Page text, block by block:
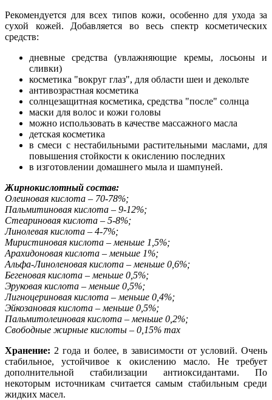
Рекомендуется для всех типов кожи, особенно для ухода за
сухой кожей. Добавляется во весь спектр косметических
средств:
дневные средства (увлажняющие кремы, лосьоны и
сливки)
косметика "вокруг глаз", для области шеи и декольте
антивозрастная косметика
солнцезащитная косметика, средства "после" солнца
маски для волос и кожи головы
можно использовать в качестве массажного масла
детская косметика
в смеси с нестабильными растительными маслами, для
повышения стойкости к окислению последних
в изготовлении домашнего мыла и шампуней.
Жирнокислотный состав:
Олеиновая кислота – 70-78%;
Пальмитиновая кислота – 9-12%;
Стеариновая кислота – 5-8%;
Линолевая кислота – 4-7%;
Миристиновая кислота – меньше 1,5%;
Арахидоновая кислота – меньше 1%;
Альфа-Линоленовая кислота – меньше 0,6%;
Бегеновая кислота – меньше 0,5%;
Эруковая кислота – меньше 0,5%;
Лигноцериновая кислота – меньше 0,4%;
Эйкозановая кислота – меньше 0,5%;
Пальмитолеиновая кислота – меньше 0,2%;
Свободные жирные кислоты – 0,15% max
Хранение: 2 года и более, в зависимости от условий. Очень
стабильное, устойчивое к окислению масло. Не требует
дополнительной стабилизации антиоксидантами. По
некоторым источникам считается самым стабильным среди
жидких масел.